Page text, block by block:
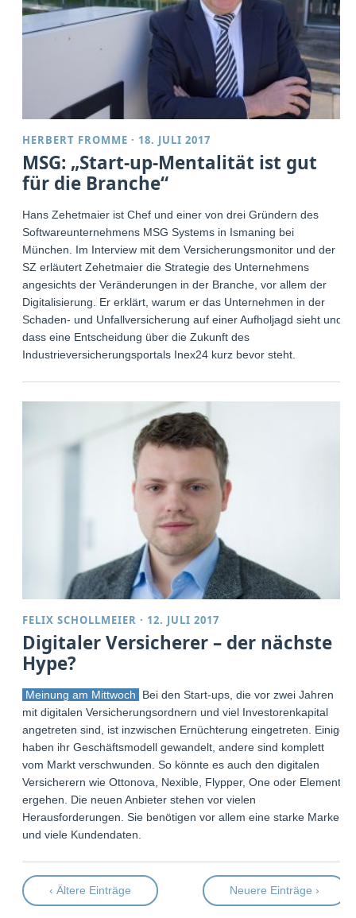
HERBERT FROMME · 18. JULI 2017
MSG: „Start-up-Mentalität ist gut
für die Branche“
Hans Zehetmaier ist Chef und einer von drei Gründern des
Softwareunternehmens MSG Systems in Ismaning bei
München. Im Interview mit dem Versicherungsmonitor und der
SZ erläutert Zehetmaier die Strategie des Unternehmens
angesichts der Veränderungen in der Branche, vor allem der
Digitalisierung. Er erklärt, warum er das Unternehmen in der
Schaden- und Unfallversicherung auf einer Aufholjagd sieht und
dass eine Entscheidung über die Zukunft des
Industrieversicherungsportals Inex24 kurz bevor steht.
FELIX SCHOLLMEIER · 12. JULI 2017
Digitaler Versicherer – der nächste
Hype?
Meinung am Mittwoch
Bei den Start-ups, die vor zwei Jahren
mit digitalen Versicherungsordnern und viel Investorenkapital
angetreten sind, ist inzwischen Ernüchterung eingetreten. Einige
haben ihr Geschäftsmodell gewandelt, andere sind komplett
vom Markt verschwunden. So könnte es auch den digitalen
Versicherern wie Ottonova, Nexible, Flypper, One oder Element
ergehen. Die neuen Anbieter stehen vor vielen
Herausforderungen. Sie benötigen vor allem eine starke Marke
und viele Kundendaten.
‹ Ältere Einträge Neuere Einträge ›